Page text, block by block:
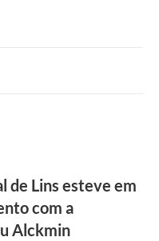
de Lins esteve em
com a
Alckmin